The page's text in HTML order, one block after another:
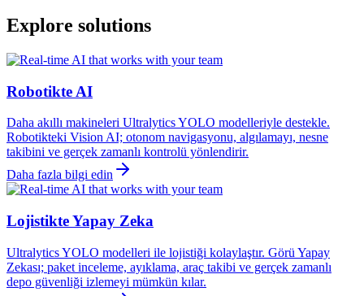
Explore solutions
Robotikte AI
Daha akıllı makineleri Ultralytics YOLO modelleriyle destekle.
Robotikteki Vision AI; otonom navigasyonu, algılamayı, nesne
takibini ve gerçek zamanlı kontrolü yönlendirir.
Daha fazla bilgi edin
Lojistikte Yapay Zeka
Ultralytics YOLO modelleri ile lojistiği kolaylaştır. Görü Yapay
Zekası; paket inceleme, ayıklama, araç takibi ve gerçek zamanlı
depo güvenliği izlemeyi mümkün kılar.